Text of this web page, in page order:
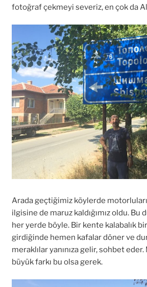
fotoğraf çekmeyi severiz, en çok da
Arada geçtiğimiz köylerde
ilgisine de maruz kaldığımız oldu. Bu
her yerde böyle. Bir kente kalabalık
girdiğinde hemen kafalar döner ve
meraklılar yanınıza gelir, sohbet
büyük farkı bu olsa gerek.